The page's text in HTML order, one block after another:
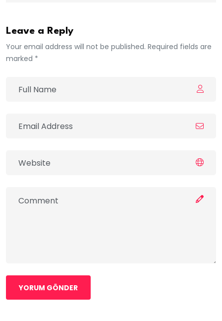
Leave a Reply
Your email address will not be published. Required fields are
marked *
YORUM GÖNDER